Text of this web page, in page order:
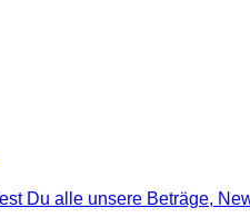
Du alle unsere Beträge,